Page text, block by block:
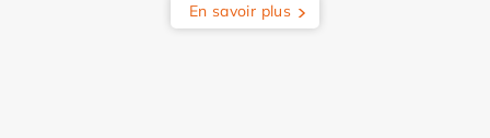
En savoir plus